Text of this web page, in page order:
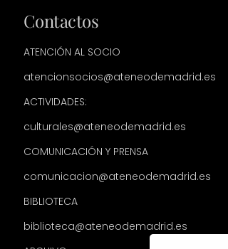
Contactos
ATENCIÓN AL SOCIO
atencionsocios@ateneodemadrid.es
ACTIVIDADES:
culturales@ateneodemadrid.es
COMUNICACIÓN Y PRENSA
comunicacion@ateneodemadrid.es
BIBLIOTECA
biblioteca@ateneodemadrid.es